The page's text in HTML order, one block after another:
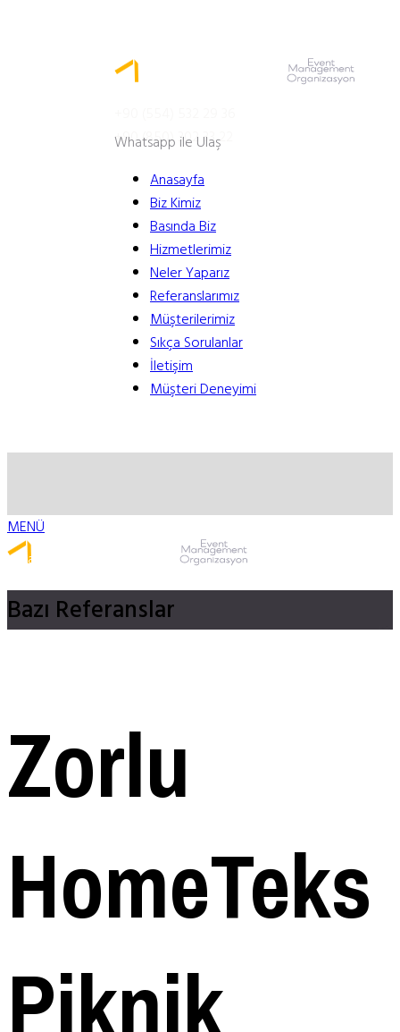
+90 (850) 302 33 22
Whatsapp ile Ulaş
Anasayfa
Biz Kimiz
Basında Biz
Hizmetlerimiz
Neler Yaparız
Referanslarımız
Müşterilerimiz
Sıkça Sorulanlar
İletişim
Müşteri Deneyimi
MENÜ
Whatsapp ile Ulaş
Bazı Referanslar
Zorlu
HomeTeks
Piknik